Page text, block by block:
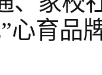
心育品